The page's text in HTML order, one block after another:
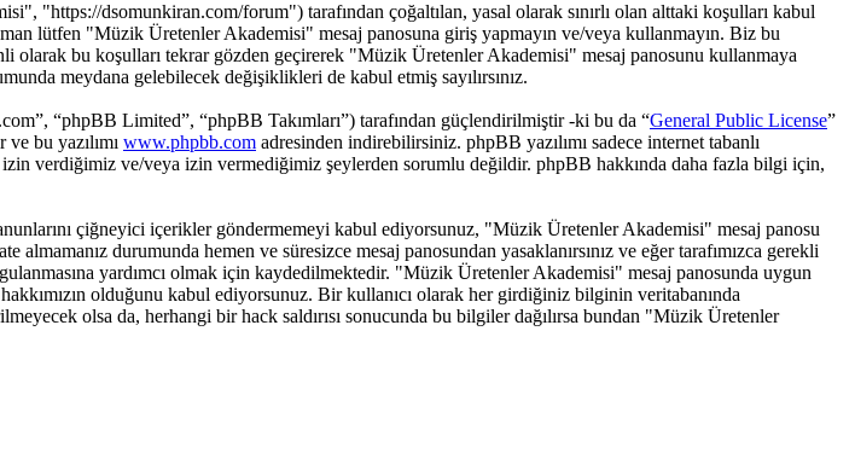
dsomunkiran.com/forum") tarafından çoğaltılan, yasal olarak sınırlı olan alttaki koşulları kabul
lütfen "Müzik Üretenler Akademisi" mesaj panosuna giriş yapmayın ve/veya kullanmayın. Biz bu
bu koşulları tekrar gözden geçirerek "Müzik Üretenler Akademisi" mesaj panosunu kullanmaya
meydana gelebilecek değişiklikleri de kabul etmiş sayılırsınız.
“phpBB Limited”, “phpBB Takımları”) tarafından güçlendirilmiştir -ki bu da “General Public License”
bu yazılımı www.phpbb.com adresinden indirebilirsiniz. phpBB yazılımı sadece internet tabanlı
verdiğimiz ve/veya izin vermediğimiz şeylerden sorumlu değildir. phpBB hakkında daha fazla bilgi için,
çiğneyici içerikler göndermemeyi kabul ediyorsunuz, "Müzik Üretenler Akademisi" mesaj panosu
durumunda hemen ve süresizce mesaj panosundan yasaklanırsınız ve eğer tarafımızca gerekli
yardımcı olmak için kaydedilmektedir. "Müzik Üretenler Akademisi" mesaj panosunda uygun
olduğunu kabul ediyorsunuz. Bir kullanıcı olarak her girdiğiniz bilginin veritabanında
olsa da, herhangi bir hack saldırısı sonucunda bu bilgiler dağılırsa bundan "Müzik Üretenler